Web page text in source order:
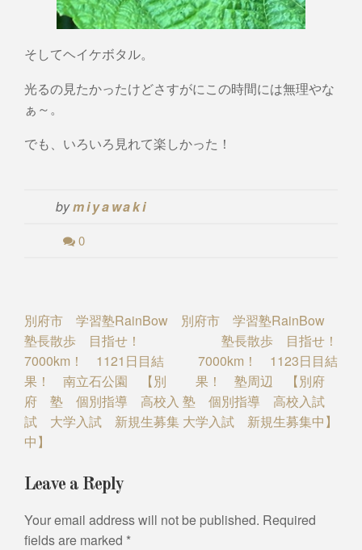
そしてヘイケボタル。
光るの見たかったけどさすがにこの時間には無理やな
ぁ～。
でも、いろいろ見れて楽しかった！
bymiyawaki
0
Post
navigation
別府市 学習塾RainBow
塾長散歩 目指せ！
7000km！ 1121日目結
果！ 南立石公園 【別
府 塾 個別指導 高校入
試 大学入試 新規生募集
中】
別府市 学習塾RainBow
塾長散歩 目指せ！
7000km！ 1123日目結
果！ 塾周辺 【別府
塾 個別指導 高校入試
大学入試 新規生募集中】
Leave a Reply
Your email address will not be published. Required
fields are marked *